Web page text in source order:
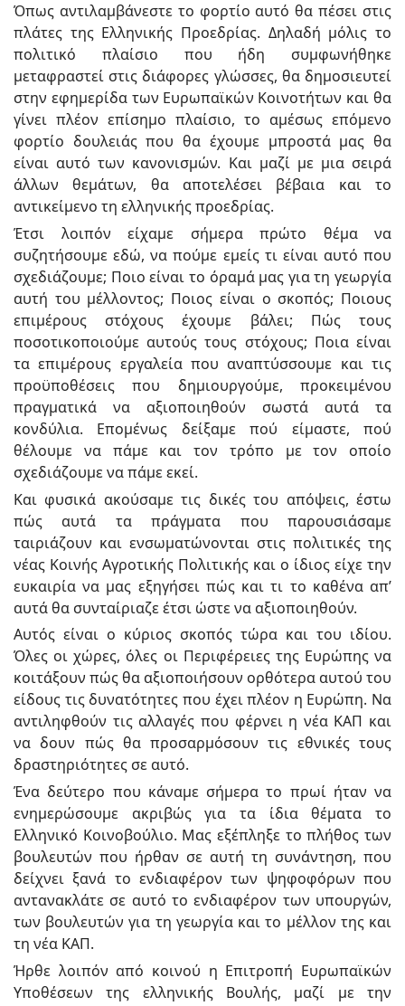
Όπως αντιλαμβάνεστε το φορτίο αυτό θα πέσει στις
πλάτες της Ελληνικής Προεδρίας. Δηλαδή μόλις το
πολιτικό πλαίσιο που ήδη συμφωνήθηκε
μεταφραστεί στις διάφορες γλώσσες, θα δημοσιευτεί
στην εφημερίδα των Ευρωπαϊκών Κοινοτήτων και θα
γίνει πλέον επίσημο πλαίσιο, το αμέσως επόμενο
φορτίο δουλειάς που θα έχουμε μπροστά μας θα
είναι αυτό των κανονισμών. Και μαζί με μια σειρά
άλλων θεμάτων, θα αποτελέσει βέβαια και το
αντικείμενο τη ελληνικής προεδρίας.
Έτσι λοιπόν είχαμε σήμερα πρώτο θέμα να
συζητήσουμε εδώ, να πούμε εμείς τι είναι αυτό που
σχεδιάζουμε; Ποιο είναι το όραμά μας για τη γεωργία
αυτή του μέλλοντος; Ποιος είναι ο σκοπός; Ποιους
επιμέρους στόχους έχουμε βάλει; Πώς τους
ποσοτικοποιούμε αυτούς τους στόχους; Ποια είναι
τα επιμέρους εργαλεία που αναπτύσσουμε και τις
προϋποθέσεις που δημιουργούμε, προκειμένου
πραγματικά να αξιοποιηθούν σωστά αυτά τα
κονδύλια. Επομένως δείξαμε πού είμαστε, πού
θέλουμε να πάμε και τον τρόπο με τον οποίο
σχεδιάζουμε να πάμε εκεί.
Και φυσικά ακούσαμε τις δικές του απόψεις, έστω
πώς αυτά τα πράγματα που παρουσιάσαμε
ταιριάζουν και ενσωματώνονται στις πολιτικές της
νέας Κοινής Αγροτικής Πολιτικής και ο ίδιος είχε την
ευκαιρία να μας εξηγήσει πώς και τι το καθένα απ’
αυτά θα συνταίριαζε έτσι ώστε να αξιοποιηθούν.
Αυτός είναι ο κύριος σκοπός τώρα και του ιδίου.
Όλες οι χώρες, όλες οι Περιφέρειες της Ευρώπης να
κοιτάξουν πώς θα αξιοποιήσουν ορθότερα αυτού του
είδους τις δυνατότητες που έχει πλέον η Ευρώπη. Να
αντιληφθούν τις αλλαγές που φέρνει η νέα ΚΑΠ και
να δουν πώς θα προσαρμόσουν τις εθνικές τους
δραστηριότητες σε αυτό.
Ένα δεύτερο που κάναμε σήμερα το πρωί ήταν να
ενημερώσουμε ακριβώς για τα ίδια θέματα το
Ελληνικό Κοινοβούλιο. Μας εξέπληξε το πλήθος των
βουλευτών που ήρθαν σε αυτή τη συνάντηση, που
δείχνει ξανά το ενδιαφέρον των ψηφοφόρων που
αντανακλάτε σε αυτό το ενδιαφέρον των υπουργών,
των βουλευτών για τη γεωργία και το μέλλον της και
τη νέα ΚΑΠ.
Ήρθε λοιπόν από κοινού η Επιτροπή Ευρωπαϊκών
Υποθέσεων της ελληνικής Βουλής, μαζί με την